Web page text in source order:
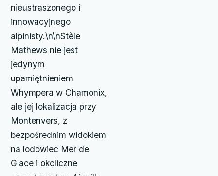
nieustraszonego i
innowacyjnego
alpinisty.\n\nStèle
Mathews nie jest
jedynym
upamiętnieniem
Whympera w Chamonix,
ale jej lokalizacja przy
Montenvers, z
bezpośrednim widokiem
na lodowiec Mer de
Glace i okoliczne